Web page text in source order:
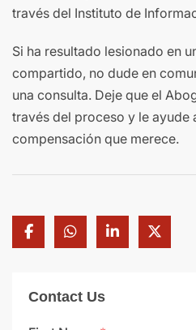
través del Instituto de
Si ha resultado lesionado en
compartido, no dude en
una consulta. Deje que el
través del proceso y le ayude
compensación que merece.
Contact Us